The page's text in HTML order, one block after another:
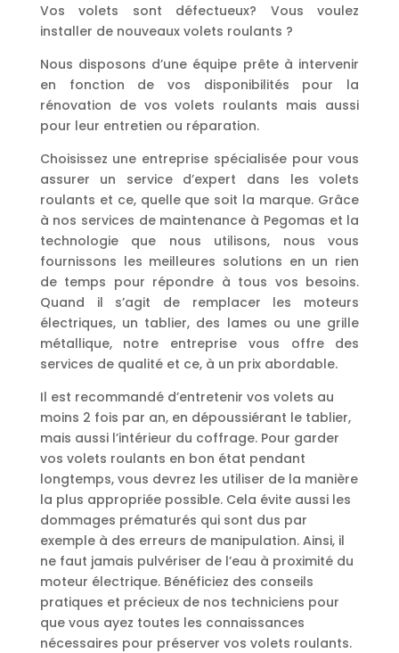
Vos volets sont défectueux? Vous voulez
installer de nouveaux volets roulants ?
Nous disposons d’une équipe prête à intervenir
en fonction de vos disponibilités pour la
rénovation de vos volets roulants mais aussi
pour leur entretien ou réparation.
Choisissez une entreprise spécialisée pour vous
assurer un service d’expert dans les volets
roulants et ce, quelle que soit la marque. Grâce
à nos services de maintenance à Pegomas et la
technologie que nous utilisons, nous vous
fournissons les meilleures solutions en un rien
de temps pour répondre à tous vos besoins.
Quand il s’agit de remplacer les moteurs
électriques, un tablier, des lames ou une grille
métallique, notre entreprise vous offre des
services de qualité et ce, à un prix abordable.
Il est recommandé d’entretenir vos volets au
moins 2 fois par an, en dépoussiérant le tablier,
mais aussi l’intérieur du coffrage. Pour garder
vos volets roulants en bon état pendant
longtemps, vous devrez les utiliser de la manière
la plus appropriée possible. Cela évite aussi les
dommages prématurés qui sont dus par
exemple à des erreurs de manipulation. Ainsi, il
ne faut jamais pulvériser de l’eau à proximité du
moteur électrique. Bénéficiez des conseils
pratiques et précieux de nos techniciens pour
que vous ayez toutes les connaissances
nécessaires pour préserver vos volets roulants.